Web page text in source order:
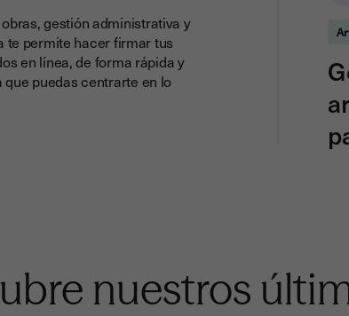
gestión administrativa y
te permite hacer firmar tus
en línea, de forma rápida y
puedas centrarte en lo
nuestros